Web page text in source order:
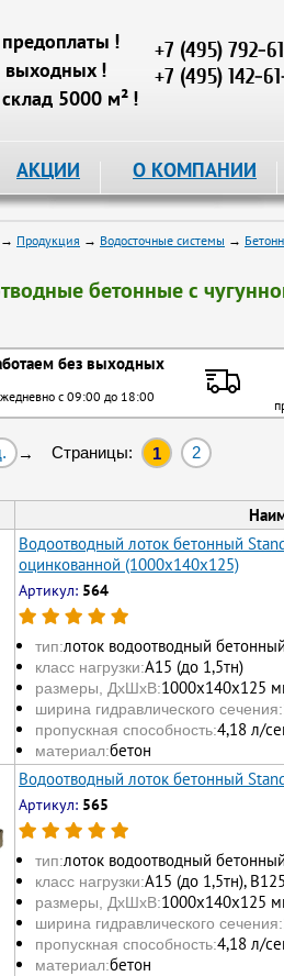
!
выходных !
5000 м² !
+7 (495) 792-
+7 (495) 142-
АКЦИИ О КОМПАНИИ
→ Продукция → Водосточные системы →
бетонные с
без выходных
с 09:00 до 18:00
→ Страницы: 1 2
Водоотводный лоток бетонный
оцинкованной (1000x140x125)
Артикул: 564
тип:лоток водоотводный
класс нагрузки:А15 (до 1,5тн)
размеры, ДхШхВ:1000х140х125
ширина гидравлического сечения:
пропускная способность:4,18 л/
материал:бетон
Водоотводный лоток бетонный
Артикул: 565
тип:лоток водоотводный
класс нагрузки:А15 (до 1,5тн),
размеры, ДхШхВ:1000х140х125
ширина гидравлического сечения:
пропускная способность:4,18 л/
материал:бетон